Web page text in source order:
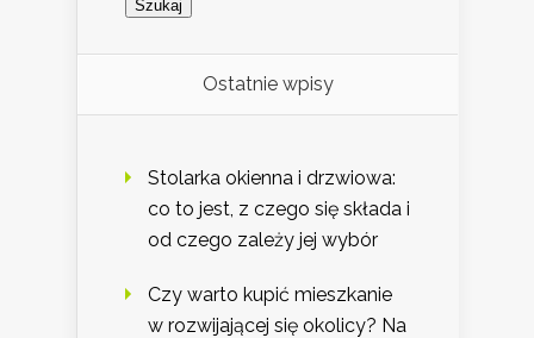
Ostatnie wpisy
Stolarka okienna i drzwiowa:
co to jest, z czego się składa i
od czego zależy jej wybór
Czy warto kupić mieszkanie
w rozwijającej się okolicy? Na